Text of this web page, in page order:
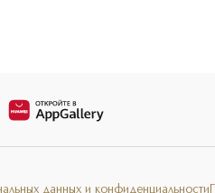
данных и конфиденциальности